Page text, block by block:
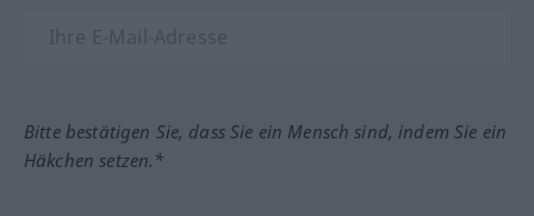
Bitte bestätigen Sie, dass Sie ein Mensch sind, indem Sie ein
Häkchen setzen.*